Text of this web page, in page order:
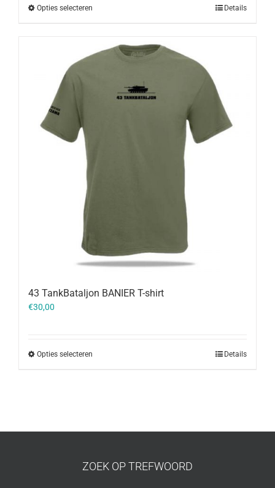
Opties selecteren Details
43 TankBataljon BANIER T-shirt
€30,00
Opties selecteren Details
ZOEK OP TREFWOORD